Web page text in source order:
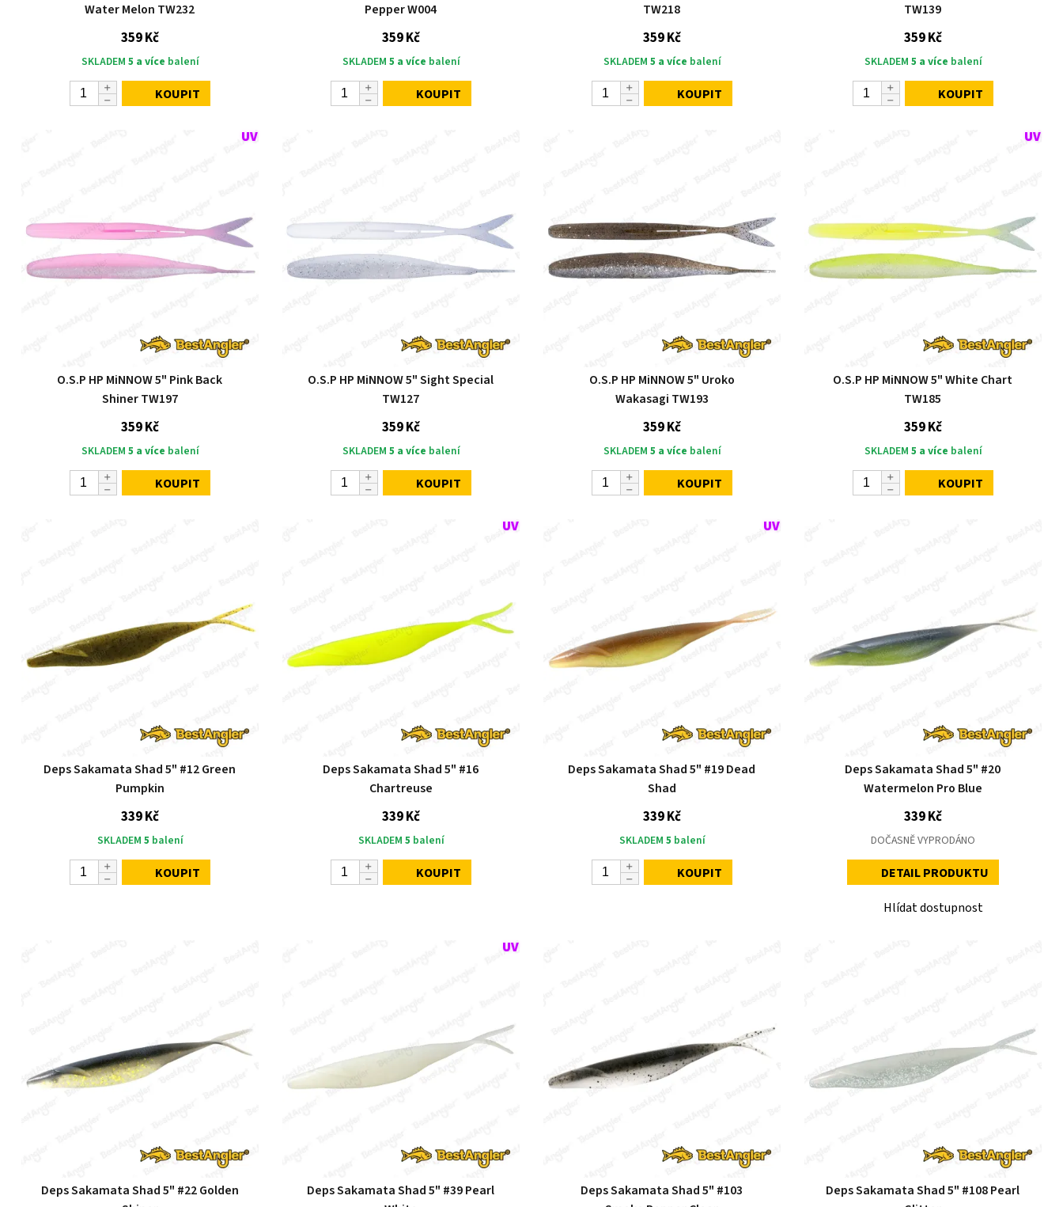
Water Melon TW232
359 Kč
SKLADEM 5 a více balení
KOUPIT
Pepper W004
359 Kč
SKLADEM 5 a více balení
KOUPIT
TW218
359 Kč
SKLADEM 5 a více balení
KOUPIT
TW139
359 Kč
SKLADEM 5 a více balení
KOUPIT
O.S.P HP MiNNOW 5" Pink Back
Shiner TW197
359 Kč
SKLADEM 5 a více balení
KOUPIT
O.S.P HP MiNNOW 5" Sight Special
TW127
359 Kč
SKLADEM 5 a více balení
KOUPIT
O.S.P HP MiNNOW 5" Uroko
Wakasagi TW193
359 Kč
SKLADEM 5 a více balení
KOUPIT
O.S.P HP MiNNOW 5" White Chart
TW185
359 Kč
SKLADEM 5 a více balení
KOUPIT
Deps Sakamata Shad 5" #12 Green
Pumpkin
339 Kč
SKLADEM 5 balení
KOUPIT
Deps Sakamata Shad 5" #16
Chartreuse
339 Kč
SKLADEM 5 balení
KOUPIT
Deps Sakamata Shad 5" #19 Dead
Shad
339 Kč
SKLADEM 5 balení
KOUPIT
Deps Sakamata Shad 5" #20
Watermelon Pro Blue
339 Kč
DOČASNĚ VYPRODÁNO
DETAIL PRODUKTU
Hlídat dostupnost
Deps Sakamata Shad 5" #22 Golden
Deps Sakamata Shad 5" #39 Pearl
Deps Sakamata Shad 5" #103
Deps Sakamata Shad 5" #108 Pearl